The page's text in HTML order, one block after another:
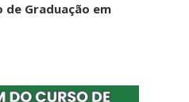
de Graduação em